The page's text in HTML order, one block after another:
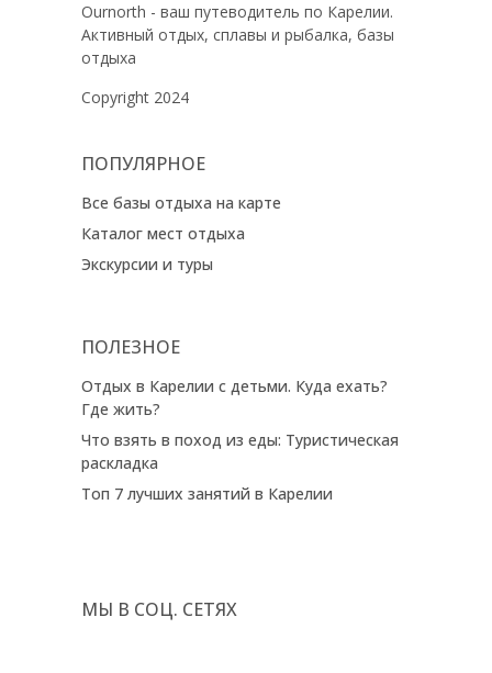
Ournorth - ваш путеводитель по Карелии.
Активный отдых, сплавы и рыбалка, базы
отдыха
Copyright 2024
ПОПУЛЯРНОЕ
Все базы отдыха на карте
Каталог мест отдыха
Экскурсии и туры
ПОЛЕЗНОЕ
Отдых в Карелии с детьми. Куда ехать?
Где жить?
Что взять в поход из еды: Туристическая
раскладка
Топ 7 лучших занятий в Карелии
МЫ В СОЦ. СЕТЯХ